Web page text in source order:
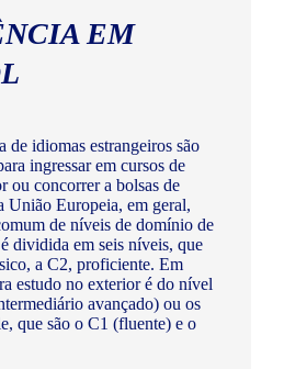
EM
de idiomas estrangeiros são
ingressar em cursos de
ou concorrer a bolsas de
União Europeia, em geral,
de níveis de domínio de
dividida em seis níveis, que
a C2, proficiente. Em
estudo no exterior é do nível
avançado) ou os
que são o C1 (fluente) e o